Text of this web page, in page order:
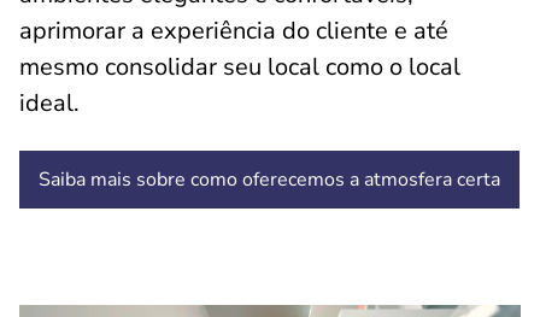
aprimorar a experiência do cliente e até
mesmo consolidar seu local como o local
ideal.
Saiba mais sobre como oferecemos a atmosfera certa